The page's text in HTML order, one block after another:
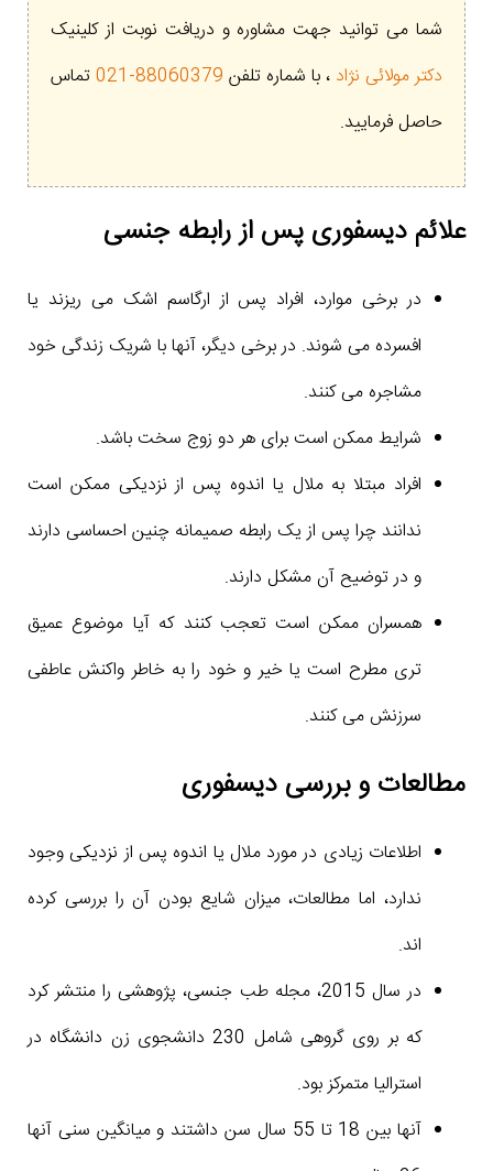
شما می توانید جهت مشاوره و دریافت نوبت از کلینیک
دکتر مولائی نژاد ، با شماره تلفن 88060379-021
تماس
حاصل فرمایید.
علائم دیسفوری پس از رابطه جنسی
در برخی موارد، افراد پس از ارگاسم اشک می ریزند یا
افسرده می شوند. در برخی دیگر، آنها با شریک زندگی خود
مشاجره می کنند.
شرایط ممکن است برای هر دو زوج سخت باشد.
افراد مبتلا به ملال یا اندوه پس از نزدیکی ممکن است
ندانند چرا پس از یک رابطه صمیمانه چنین احساسی دارند
و در توضیح آن مشکل دارند.
همسران ممکن است تعجب کنند که آیا موضوع عمیق
تری مطرح است یا خیر و خود را به خاطر واکنش عاطفی
سرزنش می کنند.
مطالعات و بررسی دیسفوری
اطلاعات زیادی در مورد ملال یا اندوه پس از نزدیکی وجود
ندارد، اما مطالعات، میزان شایع بودن آن را بررسی کرده
اند.
در سال 2015، مجله طب جنسی، پژوهشی را منتشر کرد
که بر روی گروهی شامل 230 دانشجوی زن دانشگاه در
استرالیا متمرکز بود.
آنها بین 18 تا 55 سال سن داشتند و میانگین سنی آنها